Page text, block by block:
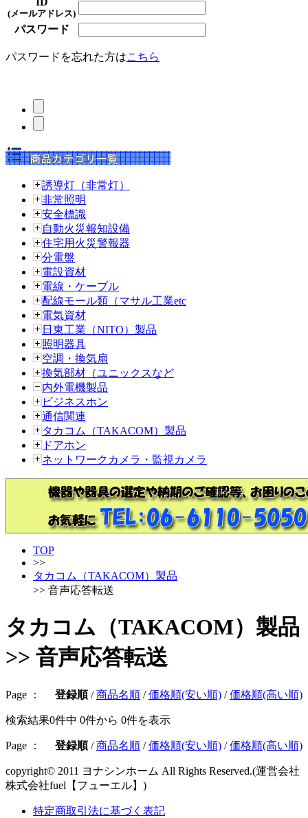
(メールアドレス)
パスワード
パスワードを忘れた方はこちら
誘導灯（非常灯）
非常照明
安全標識
自動火災報知設備
住宅用火災警報器
分電盤
電設資材
電線・ケーブル
配線モール類（マサル工業etc
電気資材
日東工業（NITO）製品
照明器具
空調・換気扇
換気部材（ユニックスなど
内外電機製品
ビジネスホン
通信関連
タカコム（TAKACOM）製品
ドアホン
ネットワークカメラ・監視カメラ
TOP
>>
タカコム（TAKACOM）製品
>> 音声応答転送
タカコム（TAKACOM）製品
>> 音声応答転送
Page ： 登録順/商品名順 /価格順(安い順) /価格順(高い順)
検索結果0件中 0件から 0件を表示
Page ： 登録順/商品名順 /価格順(安い順) /価格順(高い順)
copyright© 2011 ヨナシンホーム All Rights Reserved.(運営会社
株式会社fuel【フューエル】)
特定商取引法に基づく表記